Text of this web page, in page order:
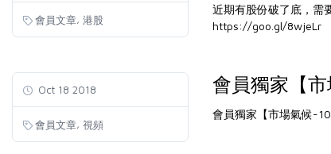
會員文章, 港股
近期有股份破了底，需
https://goo.gl/8wjeLr
Oct 18 2018
會員文章, 視頻
會員獨家【
會員獨家【市場氣候-10